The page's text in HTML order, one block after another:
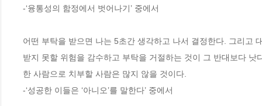
-‘융통성의 함정에서 벗어나기’ 중에서
어떤 부탁을 받으면 나는 5초간 생각하고 나서 결정한다. 그리고
받지 못할 위험을 감수하고 부탁을 거절하는 것이 그 반대보다
한 사람으로 치부할 사람은 많지 않을 것이다.
-‘성공한 이들은 ‘아니오’를 말한다’ 중에서